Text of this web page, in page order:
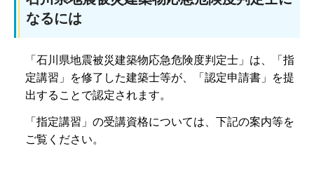
なるには
「石川県地震被災建築物応急危険度判定士」は、「指
定講習」を修了した建築士等が、「認定申請書」を提
出することで認定されます。
「指定講習」の受講資格については、下記の案内等を
ご覧ください。